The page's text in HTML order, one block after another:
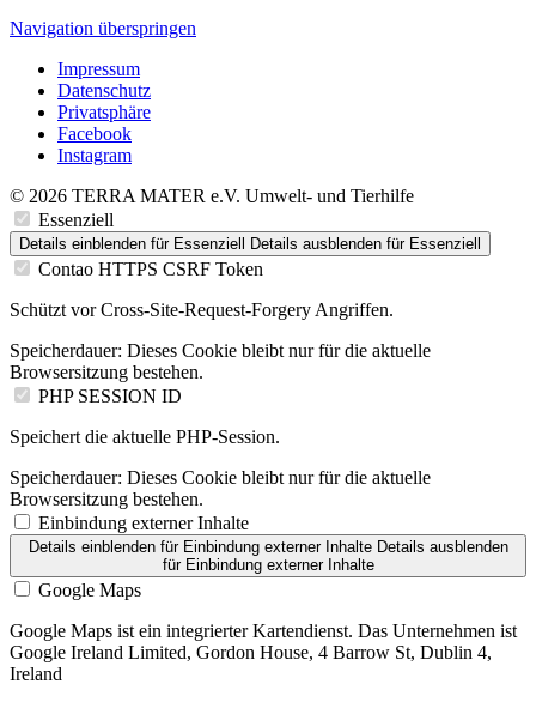
Navigation überspringen
Impressum
Datenschutz
Privatsphäre
Facebook
Instagram
© 2026 TERRA MATER e.V. Umwelt- und Tierhilfe
Essenziell
Details einblenden für Essenziell Details ausblenden für Essenziell
Contao HTTPS CSRF Token
Schützt vor Cross-Site-Request-Forgery Angriffen.
Speicherdauer: Dieses Cookie bleibt nur für die aktuelle
Browsersitzung bestehen.
PHP SESSION ID
Speichert die aktuelle PHP-Session.
Speicherdauer: Dieses Cookie bleibt nur für die aktuelle
Browsersitzung bestehen.
Einbindung externer Inhalte
Details einblendenfür Einbindung externer Inhalte Details ausblenden
für Einbindung externer Inhalte
Google Maps
Google Maps ist ein integrierter Kartendienst. Das Unternehmen ist
Google Ireland Limited, Gordon House, 4 Barrow St, Dublin 4,
Ireland